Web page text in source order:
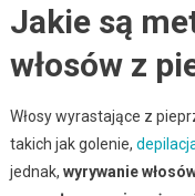
Jakie są
włosów z
Włosy wyrastające z
takich jak golenie,
jednak, wyrywanie